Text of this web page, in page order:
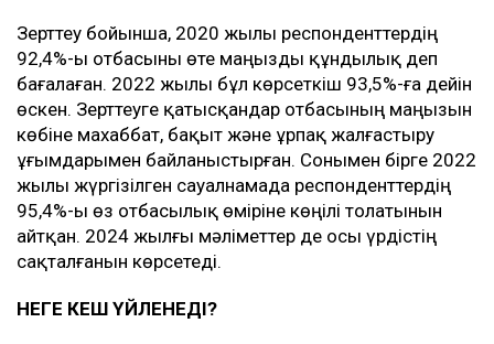
Зерттеу бойынша, 2020 жылы респонденттердің
92,4%-ы отбасыны өте маңызды құндылық деп
бағалаған. 2022 жылы бұл көрсеткіш 93,5%-ға дейін
өскен. Зерттеуге қатысқандар отбасының маңызын
көбіне махаббат, бақыт және ұрпақ жалғастыру
ұғымдарымен байланыстырған. Сонымен бірге 2022
жылы жүргізілген сауалнамада респонденттердің
95,4%-ы өз отбасылық өміріне көңілі толатынын
айтқан. 2024 жылғы мәліметтер де осы үрдістің
сақталғанын көрсетеді.
НЕГЕ КЕШ ҮЙЛЕНЕДІ?